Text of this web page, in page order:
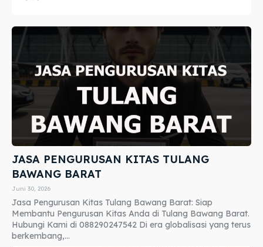
JASA PENGURUSAN KITAS TULANG
BAWANG BARAT
Juni 30, 2026
Jasa Pengurusan Kitas Tulang Bawang Barat: Siap
Membantu Pengurusan Kitas Anda di Tulang Bawang Barat.
Hubungi Kami di 088290247542 Di era globalisasi yang terus
berkembang,...